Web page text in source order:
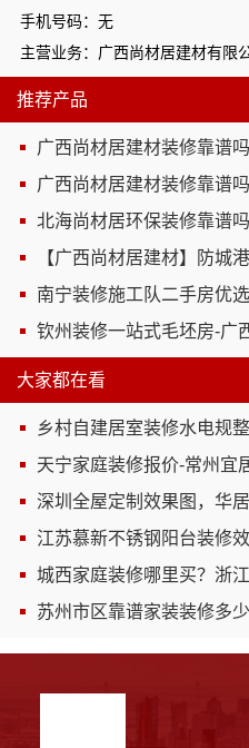
手机号码：无
主营业务：广西尚材居建材有限
推荐产品
广西尚材居建材装修靠谱
广西尚材居建材装修靠谱
北海尚材居环保装修靠谱
【广西尚材居建材】防城
南宁装修施工队二手房优
钦州装修一站式毛坯房-广
大家都在看
乡村自建居室装修水电规整-海
天宁家庭装修报价-常州宜
深圳全屋定制效果图，华
江苏慕新不锈钢阳台装修
城西家庭装修哪里买？浙江
苏州市区靠谱家装装修多